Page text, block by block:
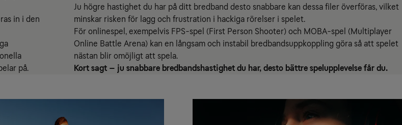
in i den
på.
Ju högre hastighet du har på ditt bredband desto snabbare kan dessa filer överföras, vilket
minskar risken för lagg och frustration i hackiga rörelser i spelet.
För onlinespel, exempelvis FPS-spel (First Person Shooter) och MOBA-spel (Multiplayer
Online Battle Arena) kan en långsam och instabil bredbandsuppkoppling göra så att spelet
nästan blir omöjligt att spela.
Kort sagt – ju snabbare bredbandshastighet du har, desto bättre spelupplevelse får du.